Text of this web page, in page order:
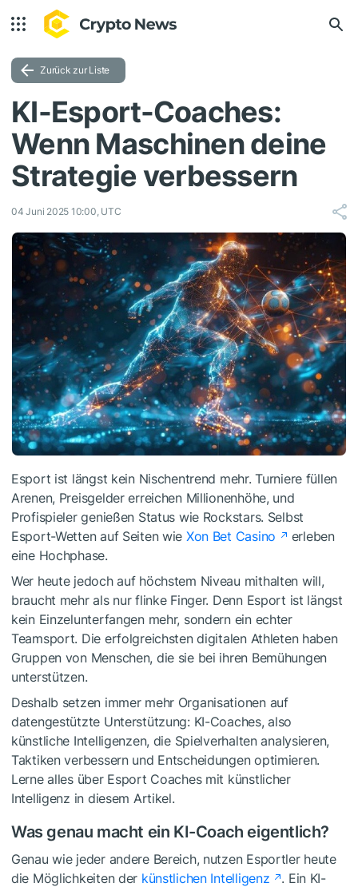
Zurück zur Liste
KI-Esport-Coaches:
Wenn Maschinen deine
Strategie verbessern
04 Juni 2025 10:00, UTC
Esport ist längst kein Nischentrend mehr. Turniere füllen
Arenen, Preisgelder erreichen Millionenhöhe, und
Profispieler genießen Status wie Rockstars. Selbst
Esport-Wetten auf Seiten wie Xon Bet Casino
erleben
eine Hochphase.
Wer heute jedoch auf höchstem Niveau mithalten will,
braucht mehr als nur flinke Finger. Denn Esport ist längst
kein Einzelunterfangen mehr, sondern ein echter
Teamsport. Die erfolgreichsten digitalen Athleten haben
Gruppen von Menschen, die sie bei ihren Bemühungen
unterstützen.
Deshalb setzen immer mehr Organisationen auf
datengestützte Unterstützung: KI-Coaches, also
künstliche Intelligenzen, die Spielverhalten analysieren,
Taktiken verbessern und Entscheidungen optimieren.
Lerne alles über Esport Coaches mit künstlicher
Intelligenz in diesem Artikel.
Was genau macht ein KI-Coach eigentlich?
Genau wie jeder andere Bereich, nutzen Esportler heute
die Möglichkeiten der künstlichen Intelligenz
. Ein KI-